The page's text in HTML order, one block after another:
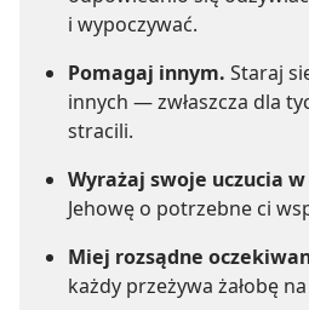
i wypoczywać.
Pomagaj innym. Staraj
innych — zwłaszcza dla
stracili.
Wyrażaj swoje uczucia
Jehowę o potrzebne ci
Miej rozsądne
każdy przeżywa żałobę